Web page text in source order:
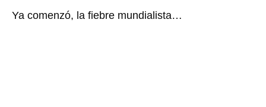
Ya comenzó, la fiebre mundialista…